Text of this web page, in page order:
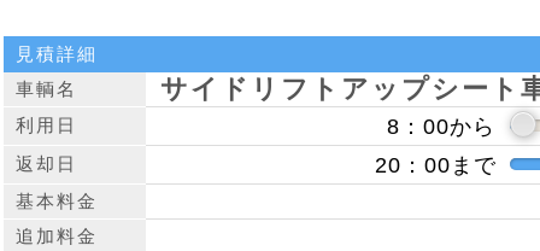
見積詳細
車輌名
サイドリフトアップシート
利用日
返却日
基本料金
追加料金